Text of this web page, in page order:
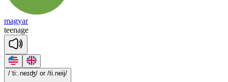
magyar
teenage
/ˈti:.neɪʤ/ or /ti.neij/